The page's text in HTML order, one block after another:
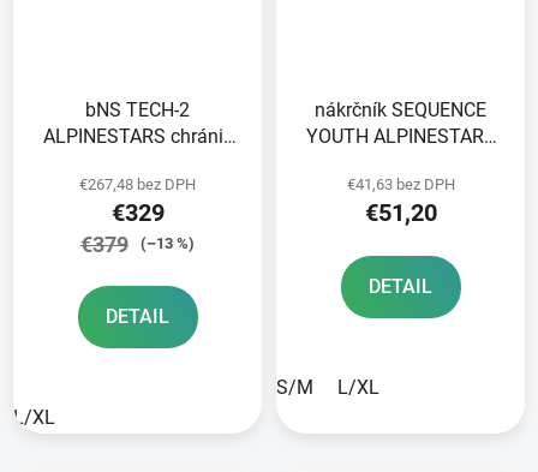
bNS TECH-2
ALPINESTARS chránič
žltá fluo 2025
€267,48 bez DPH
€329
€379 (–13 %)
DETAIL
L/XL
nákrčník SEQUENCE
YOUTH ALPINESTARS
black/red/grey/yellow
fluo 2025
€41,63 bez DPH
€51,20
DETAIL
S/M L/XL